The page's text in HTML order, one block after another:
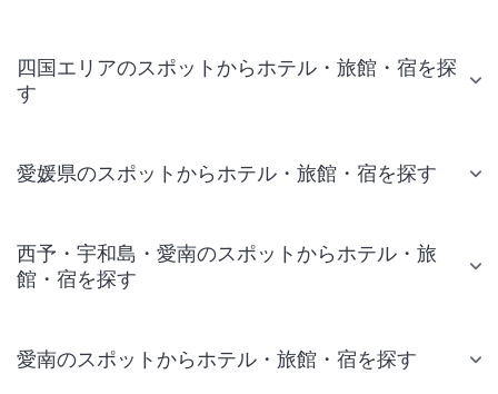
四国エリアのスポットからホテル・旅館・宿を探
す
愛媛県のスポットからホテル・旅館・宿を探す
西予・宇和島・愛南のスポットからホテル・旅
館・宿を探す
愛南のスポットからホテル・旅館・宿を探す